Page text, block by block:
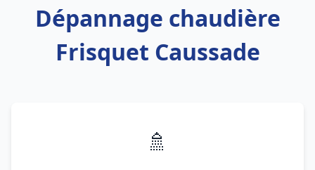
Dépannage chaudière
Frisquet Caussade
🚿